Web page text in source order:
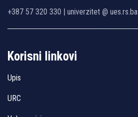
+387 57 320 330 | univerzitet @ ues.rs.ba
Korisni linkovi
Upis
URC